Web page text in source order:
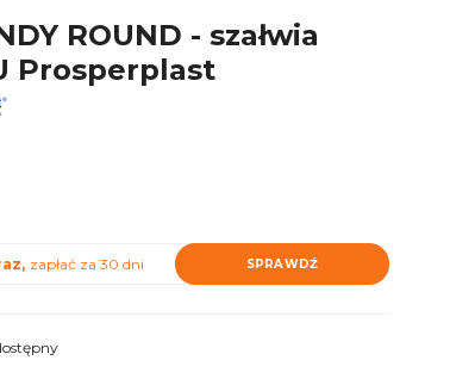
ROUND - szałwia
Prosperplast
zapłać za 30 dni SPRAWDŹ